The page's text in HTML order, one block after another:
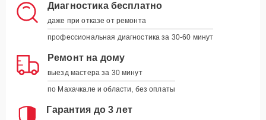
Диагностика бесплатно
даже при отказе от ремонта
профессиональная диагностика за 30-60 минут
Ремонт на дому
выезд мастера за 30 минут
по Махачкале и области, без оплаты
Гарантия до 3 лет
Курьерская доставка
заберём и вернём устройство
наши курьеры приедут в удобное для вас
оно будет готово
Запись на удобное время
вы выбираете - мы подстраиваемся
укажите дату, время и модель устройства, а